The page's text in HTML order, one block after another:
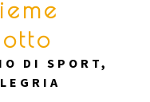
DI SPORT,